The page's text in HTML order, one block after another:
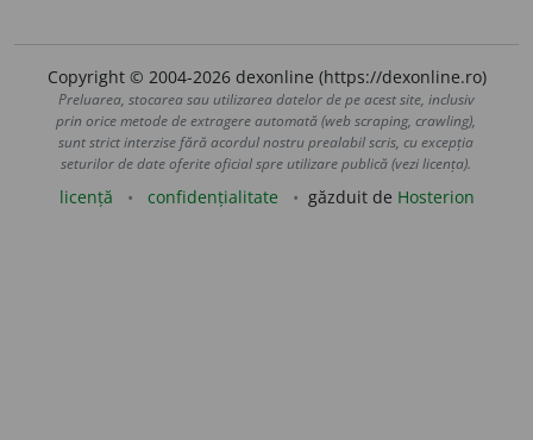
Copyright © 2004-2026 dexonline (https://dexonline.ro)
Preluarea, stocarea sau utilizarea datelor de pe acest site, inclusiv
prin orice metode de extragere automată (web scraping, crawling),
sunt strict interzise fără acordul nostru prealabil scris, cu excepția
seturilor de date oferite oficial spre utilizare publică (vezi licența).
licență confidențialitate găzduit de Hosterion